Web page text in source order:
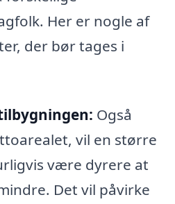
Her er nogle af
der bør tages i
Også
vil en større
være dyrere at
Det vil påvirke